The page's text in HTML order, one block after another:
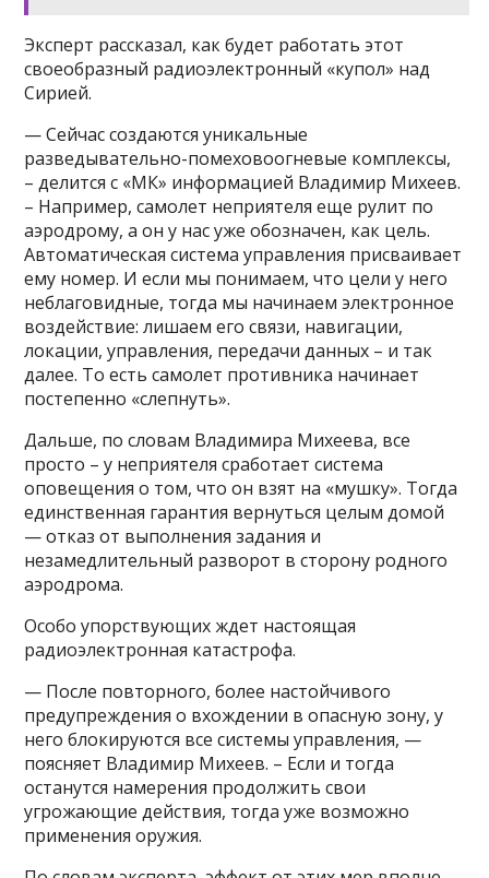
Эксперт рассказал, как будет работать этот
своеобразный радиоэлектронный «купол» над
Сирией.
— Сейчас создаются уникальные
разведывательно-помеховоогневые комплексы,
– делится с «МК» информацией Владимир Михеев.
– Например, самолет неприятеля еще рулит по
аэродрому, а он у нас уже обозначен, как цель.
Автоматическая система управления присваивает
ему номер. И если мы понимаем, что цели у него
неблаговидные, тогда мы начинаем электронное
воздействие: лишаем его связи, навигации,
локации, управления, передачи данных – и так
далее. То есть самолет противника начинает
постепенно «слепнуть».
Дальше, по словам Владимира Михеева, все
просто – у неприятеля сработает система
оповещения о том, что он взят на «мушку». Тогда
единственная гарантия вернуться целым домой
— отказ от выполнения задания и
незамедлительный разворот в сторону родного
аэродрома.
Особо упорствующих ждет настоящая
радиоэлектронная катастрофа.
— После повторного, более настойчивого
предупреждения о вхождении в опасную зону, у
него блокируются все системы управления, —
поясняет Владимир Михеев. – Если и тогда
останутся намерения продолжить свои
угрожающие действия, тогда уже возможно
применения оружия.